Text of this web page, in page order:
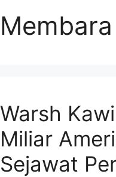
Membara
Warsh
Miliar
Sejawat